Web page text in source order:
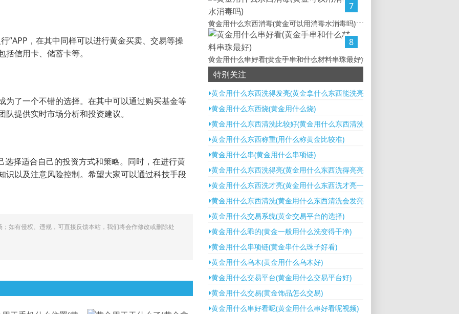
”APP，在其中同样可以进行黄金买卖、交易等操
信用卡、储蓄卡等。
为了一个不错的选择。在其中可以通过购买基金等
提供实时市场分析和投资建议。
选择适合自己的投资方式和策略。同时，在进行黄
识以及注意风险控制。希望大家可以通过科技手段
如有侵权、违规，可直接反馈本站，我们将会作修改或删除处
7
黄金用什么东西消毒(黄金可以用消毒水消毒吗)
8
黄金用什么串好看(黄金手串和什么材料串珠最好)
特别关注
黄金用什么东西洗得发亮(黄金拿什么东西能洗亮)
黄金用什么东西烧(黄金用什么烧)
黄金用什么东西清洗比较好(黄金用什么东西清洗比较好一点)
黄金用什么东西称重(用什么称黄金比较准)
黄金用什么串(黄金用什么串项链)
黄金用什么东西洗得亮(黄金用什么东西洗得亮亮亮的)
黄金用什么东西洗才亮(黄金用什么东西洗才亮一点)
黄金用什么东西清洗(黄金用什么东西清洗会发亮)
黄金用什么交易系统(黄金交易平台的选择)
黄金用什么乖的(黄金一般用什么洗变得干净)
黄金用什么串项链(黄金串什么珠子好看)
黄金用什么乌木(黄金用什么乌木好)
黄金用什么交易平台(黄金用什么交易平台好)
黄金用什么交易(黄金饰品怎么交易)
黄金用什么串好看呢(黄金用什么串好看呢视频)